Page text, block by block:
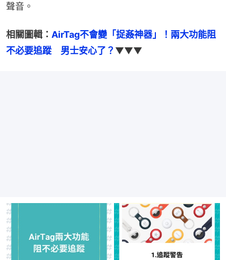
聲音。
相關圖輯： AirTag不會變「捉姦神器」！兩大功能阻
不必要追蹤　男士安心了？ ▼▼▼